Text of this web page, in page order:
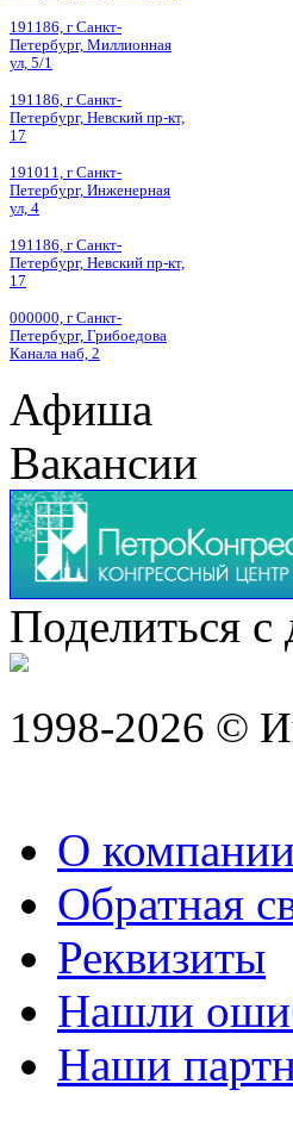
191186, г Санкт-
Петербург, Миллионная
ул, 5/1
191186, г Санкт-
Петербург, Невский пр-кт,
17
191011, г Санкт-
Петербург, Инженерная
ул, 4
191186, г Санкт-
Петербург, Невский пр-кт,
17
000000, г Санкт-
Петербург, Грибоедова
Канала наб, 2
Афиша
Вакансии
Поделиться с
1998-2026 ©
О компании
Обратная
Реквизиты
Нашли
Наши